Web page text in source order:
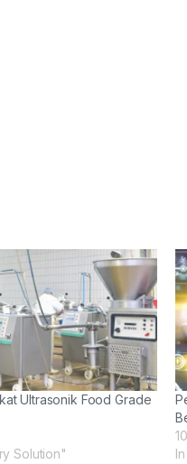
Ultrasonik Food Grade
Solution"